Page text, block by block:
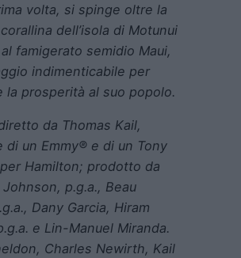
volta, si spinge oltre la
dell’isola di Motunui
famigerato semidio Maui,
indimenticabile per
la prosperità al suo popolo.
da Thomas Kail,
di un Emmy® e di un Tony
Hamilton; prodotto da
p.g.a., Beau
Dany Garcia, Hiram
e Lin-Manuel Miranda.
Charles Newirth, Kail